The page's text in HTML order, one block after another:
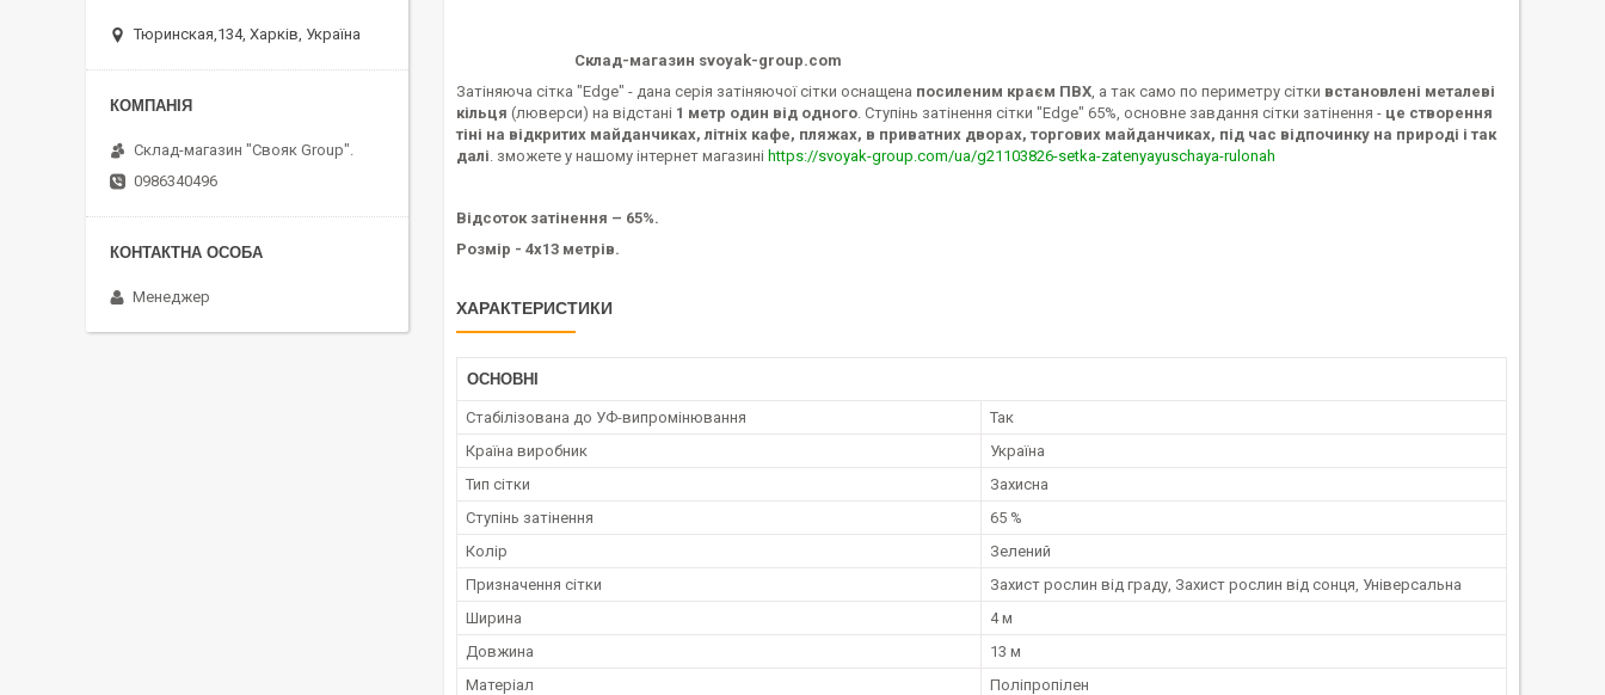
Склад-магазин svoyak-group.com
Затіняюча сітка "Edge" - дана серія затіняючої сітки оснащена посиленим краєм ПВХ, а так само по периметру сітки встановлені металеві
кільця (люверси) на відстані 1 метр один від одного. Ступінь затінення сітки "Edge" 65%, основне завдання сітки затінення - це створення
тіні на відкритих майданчиках, літніх кафе, пляжах, в приватних дворах, торгових майданчиках, під час відпочинку на природі і так
далі. зможете у нашому інтернет магазині https://svoyak-group.com/ua/g21103826-setka-zatenyayuschaya-rulonah
Відсоток затінення – 65%.
Розмір - 4х13 метрів.
ХАРАКТЕРИСТИКИ
ОСНОВНІ
Стабілізована до УФ-випромінювання
Так
Країна виробник
Україна
Тип сітки
Захисна
Ступінь затінення
65 %
Колір
Зелений
Призначення сітки
Захист рослин від граду, Захист рослин від сонця, Універсальна
Ширина
4 м
Довжина
13 м
Матеріал
Поліпропілен
Тюринская,134, Харків, Україна
Склад-магазин "Свояк Group".
0986340496
Менеджер